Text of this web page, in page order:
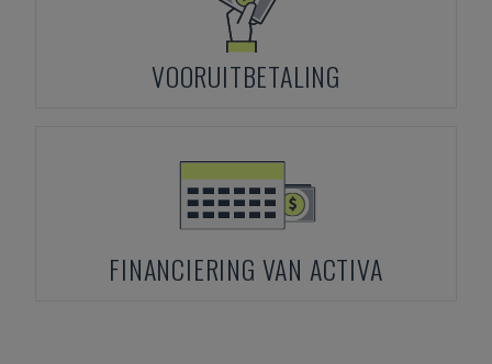
VOORUITBETALING
FINANCIERING VAN ACTIVA